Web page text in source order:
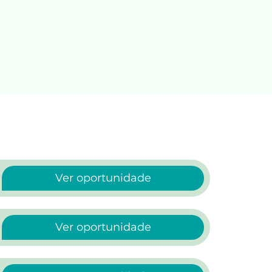
Ver oportunidade
Ver oportunidade